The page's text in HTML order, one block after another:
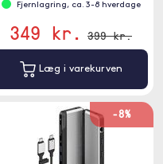
Fjernlagring, ca. 3-8 hverdage
349 kr. 399 kr.
Læg i varekurven
-8%